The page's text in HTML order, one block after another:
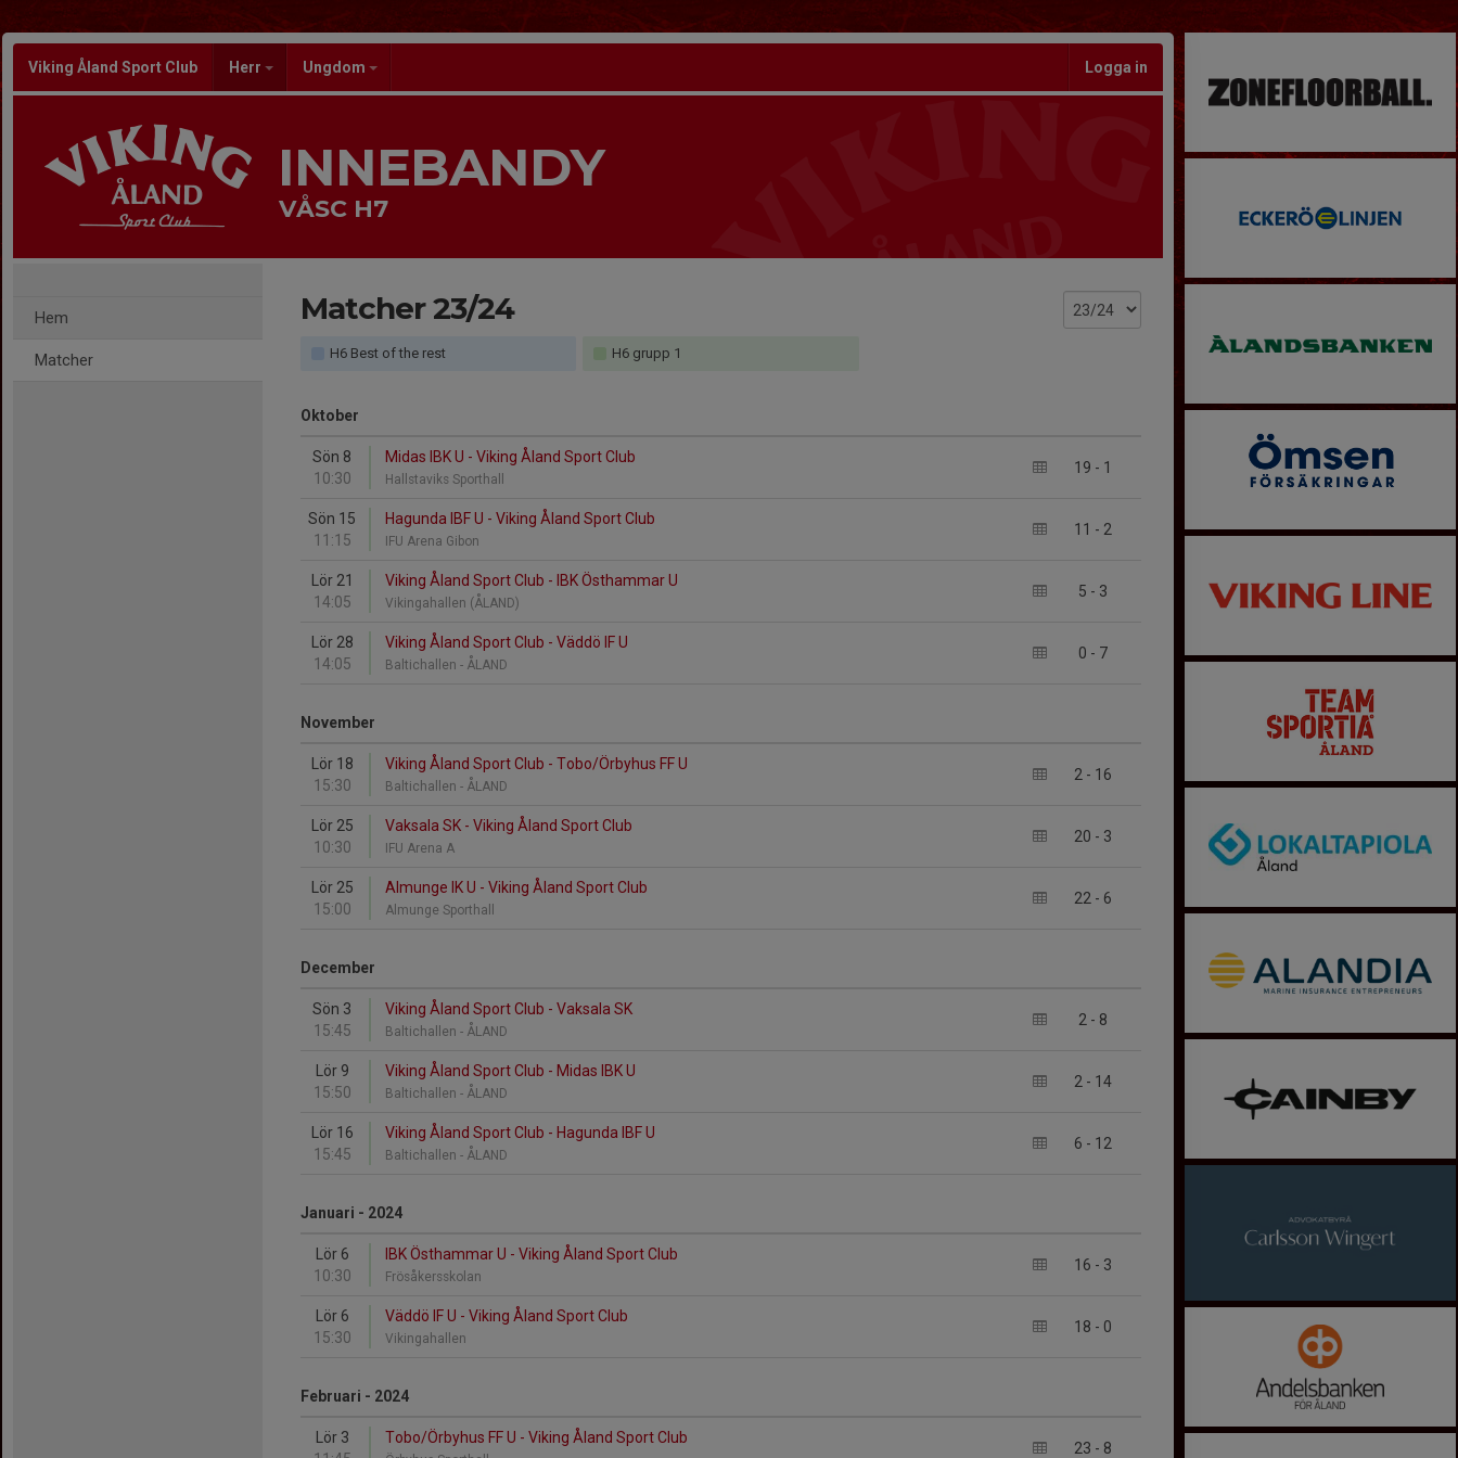
Viking Åland Sport Club Herr Ungdom Logga in
INNEBANDY
VÅSC H7
Hem
Matcher
Matcher 23/24
H6 Best of the rest H6 grupp 1
Oktober
Sön 8
10:30
19 - 1
Midas IBK U - Viking Åland Sport Club
Hallstaviks Sporthall
Sön 15
11:15
11 - 2
Hagunda IBF U - Viking Åland Sport Club
IFU Arena Gibon
Lör 21
14:05
5 - 3
Viking Åland Sport Club - IBK Östhammar U
Vikingahallen (ÅLAND)
Lör 28
14:05
0 - 7
Viking Åland Sport Club - Väddö IF U
Baltichallen - ÅLAND
November
Lör 18
15:30
2 - 16
Viking Åland Sport Club - Tobo/Örbyhus FF U
Baltichallen - ÅLAND
Lör 25
10:30
20 - 3
Vaksala SK - Viking Åland Sport Club
IFU Arena A
Lör 25
15:00
22 - 6
Almunge IK U - Viking Åland Sport Club
Almunge Sporthall
December
Sön 3
15:45
2 - 8
Viking Åland Sport Club - Vaksala SK
Baltichallen - ÅLAND
Lör 9
15:50
2 - 14
Viking Åland Sport Club - Midas IBK U
Baltichallen - ÅLAND
Lör 16
15:45
6 - 12
Viking Åland Sport Club - Hagunda IBF U
Baltichallen - ÅLAND
Januari - 2024
Lör 6
10:30
16 - 3
IBK Östhammar U - Viking Åland Sport Club
Frösåkersskolan
Lör 6
15:30
18 - 0
Väddö IF U - Viking Åland Sport Club
Vikingahallen
Februari - 2024
Lör 3
23 - 8
Tobo/Örbyhus FF U - Viking Åland Sport Club